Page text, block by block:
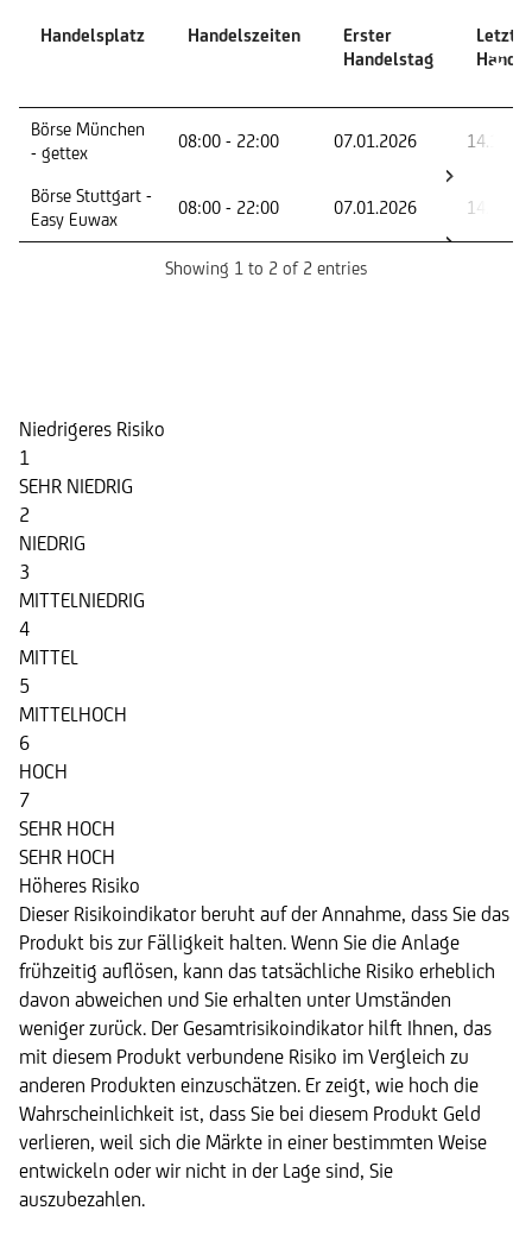
Handelsplatz Handelszeiten
Erster
Handelstag
Letzter
Handelsplatz
Handelstag
Börse München
- gettex
08:00 - 22:00 07.01.2026
Börse Stuttgart -
Easy Euwax
08:00 - 22:00 07.01.2026
Showing 1 to 2 of 2 entries
Niedrigeres Risiko
1
SEHR NIEDRIG
2
NIEDRIG
3
MITTELNIEDRIG
4
MITTEL
5
MITTELHOCH
6
HOCH
7
SEHR HOCH
SEHR HOCH
Höheres Risiko
Dieser Risikoindikator beruht auf der Annahme, dass Sie das
Produkt bis zur Fälligkeit halten. Wenn Sie die Anlage
frühzeitig auflösen, kann das tatsächliche Risiko erheblich
davon abweichen und Sie erhalten unter Umständen
weniger zurück. Der Gesamtrisikoindikator hilft Ihnen, das
mit diesem Produkt verbundene Risiko im Vergleich zu
anderen Produkten einzuschätzen. Er zeigt, wie hoch die
Wahrscheinlichkeit ist, dass Sie bei diesem Produkt Geld
verlieren, weil sich die Märkte in einer bestimmten Weise
entwickeln oder wir nicht in der Lage sind, Sie
auszubezahlen.